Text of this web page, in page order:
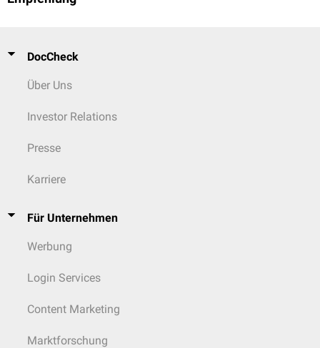
DocCheck
Über Uns
Investor Relations
Presse
Karriere
Für Unternehmen
Werbung
Login Services
Content Marketing
Marktforschung